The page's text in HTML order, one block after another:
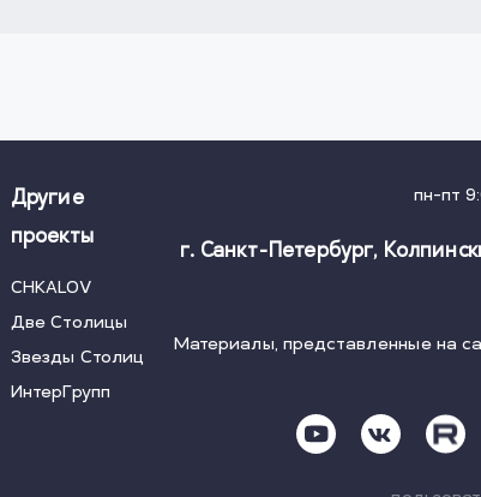
Другие
проекты
CHKALOV
Две Столицы
Звезды Столиц
ИнтерГрупп
пн-пт
г. Санкт-Петербург,
Материалы, представленные на